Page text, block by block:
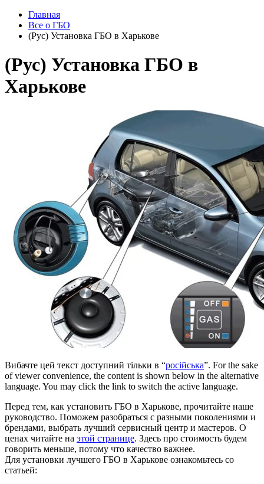
Главная
Все о ГБО
(Рус) Установка ГБО в Харькове
(Рус) Установка ГБО в
Харькове
Вибачте цей текст доступний тільки в “російська”. For the sake
of viewer convenience, the content is shown below in the alternative
language. You may click the link to switch the active language.
Перед тем, как установить ГБО в Харькове, прочитайте наше
руководство. Поможем разобраться с разными поколениями и
брендами, выбрать лучший сервисный центр и мастеров. О
ценах читайте на этой странице. Здесь про стоимость будем
говорить меньше, потому что качество важнее.
Для установки лучшего ГБО в Харькове ознакомьтесь со
статьей: